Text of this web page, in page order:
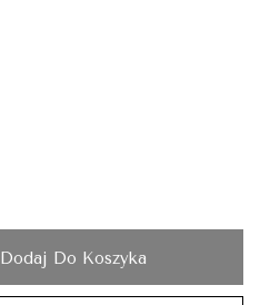
Dodaj Do Koszyka